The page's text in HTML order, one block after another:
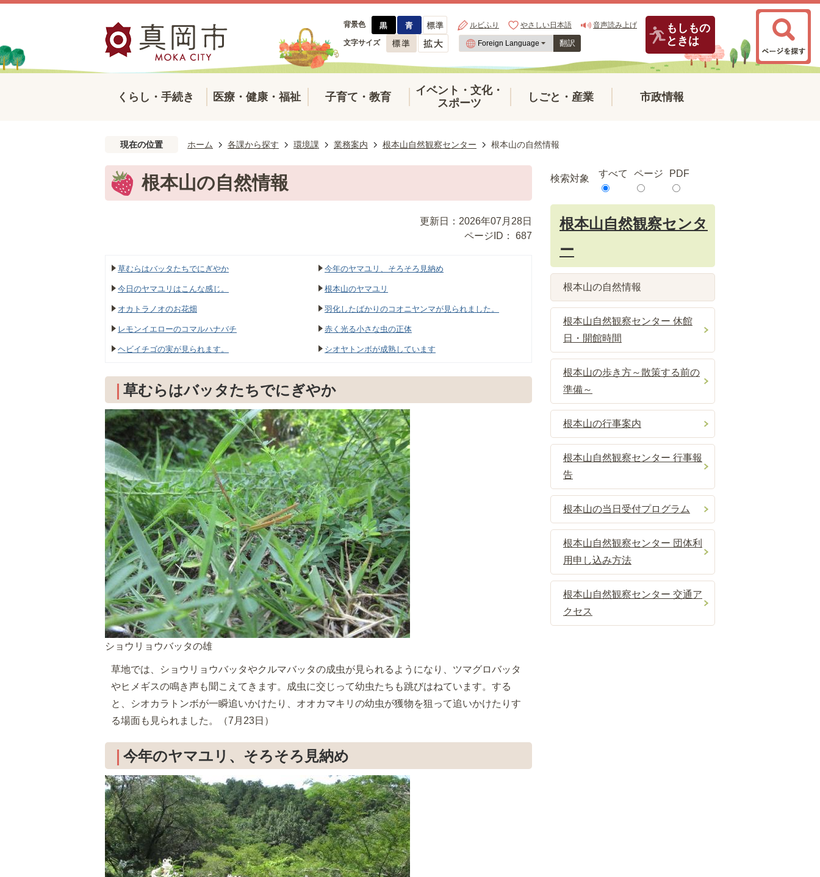
背景色 ルビふり やさしい日本語 音声読み上げ
文字サイズ 翻訳
もしもの
ときは
くらし・手続き 医療・健康・福祉 子育て・教育
イベント・文化・
スポーツ
しごと・産業 市政情報
現在の位置 ホーム 各課から探す 環境課 業務案内 根本山自然観察センター 根本山の自然情報
根本山の自然情報
更新日：2026年07月28日
ページID：
687
草むらはバッタたちでにぎやか 今年のヤマユリ、そろそろ見納め
今日のヤマユリはこんな感じ。 根本山のヤマユリ
オカトラノオのお花畑 羽化したばかりのコオニヤンマが見られました。
レモンイエローのコマルハナバチ 赤く光る小さな虫の正体
ヘビイチゴの実が見られます。 シオヤトンボが成熟しています
草むらはバッタたちでにぎやか
ショウリョウバッタの雄
草地では、ショウリョウバッタやクルマバッタの成虫が見られるようになり、ツマグロバッタ
やヒメギスの鳴き声も聞こえてきます。成虫に交じって幼虫たちも跳びはねています。する
と、シオカラトンボが一瞬追いかけたり、オオカマキリの幼虫が獲物を狙って追いかけたりす
る場面も見られました。（7月23日）
今年のヤマユリ、そろそろ見納め
検索対象 すべて ページ PDF
根本山自然観察センタ
ー
根本山の自然情報
根本山自然観察センター 休館
日・開館時間
根本山の歩き方～散策する前の
準備～
根本山の行事案内
根本山自然観察センター 行事報
告
根本山の当日受付プログラム
根本山自然観察センター 団体利
用申し込み方法
根本山自然観察センター 交通ア
クセス